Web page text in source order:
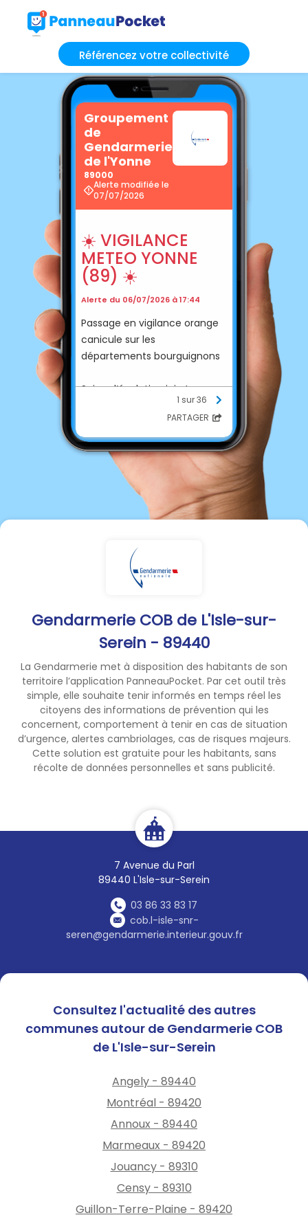
Référencez votre collectivité
Gendarmerie COB de L'Isle-sur-
Serein - 89440
La Gendarmerie met à disposition des habitants de son
territoire l’application PanneauPocket. Par cet outil très
simple, elle souhaite tenir informés en temps réel les
citoyens des informations de prévention qui les
concernent, comportement à tenir en cas de situation
d’urgence, alertes cambriolages, cas de risques majeurs.
Cette solution est gratuite pour les habitants, sans
récolte de données personnelles et sans publicité.
7 Avenue du Parl
89440 L'Isle-sur-Serein
03 86 33 83 17
cob.l-isle-snr-
seren@gendarmerie.interieur.gouv.fr
Groupement
de
Gendarmerie
de l'Yonne
89000
Alerte modifiée le
07/07/2026
☀️ VIGILANCE
METEO YONNE
(89) ☀️
Alerte du 06/07/2026 à 17:44
Passage en vigilance orange
canicule sur les
départements bourguignons
Suivez l’évolution ici et prenez
soin de vous et de vos
https://vigilance.meteofranc
e.fr/fr/yonne/demain
1 sur 36
PARTAGER
Consultez l'actualité des autres
communes autour de Gendarmerie COB
de L'Isle-sur-Serein
Angely - 89440
Montréal - 89420
Annoux - 89440
Marmeaux - 89420
Jouancy - 89310
Censy - 89310
Guillon-Terre-Plaine - 89420